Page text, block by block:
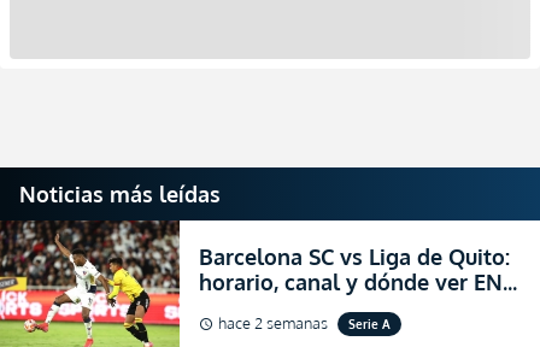
Noticias más leídas
Barcelona SC vs Liga de Quito:
horario, canal y dónde ver EN
VIVO la Fecha 22 de la LigaPro
2026
schedule hace 2 semanas Serie A